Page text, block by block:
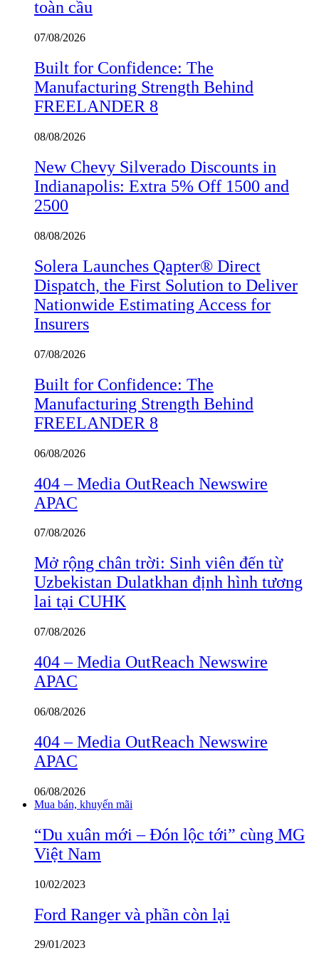
toàn cầu
07/08/2026
Built for Confidence: The
Manufacturing Strength Behind
FREELANDER 8
08/08/2026
New Chevy Silverado Discounts in
Indianapolis: Extra 5% Off 1500 and
2500
08/08/2026
Solera Launches Qapter® Direct
Dispatch, the First Solution to Deliver
Nationwide Estimating Access for
Insurers
07/08/2026
Built for Confidence: The
Manufacturing Strength Behind
FREELANDER 8
06/08/2026
404 – Media OutReach Newswire
APAC
07/08/2026
Mở rộng chân trời: Sinh viên đến từ
Uzbekistan Dulatkhan định hình tương
lai tại CUHK
07/08/2026
404 – Media OutReach Newswire
APAC
06/08/2026
404 – Media OutReach Newswire
APAC
06/08/2026
Mua bán, khuyến mãi
“Du xuân mới – Đón lộc tới” cùng MG
Việt Nam
10/02/2023
Ford Ranger và phần còn lại
29/01/2023